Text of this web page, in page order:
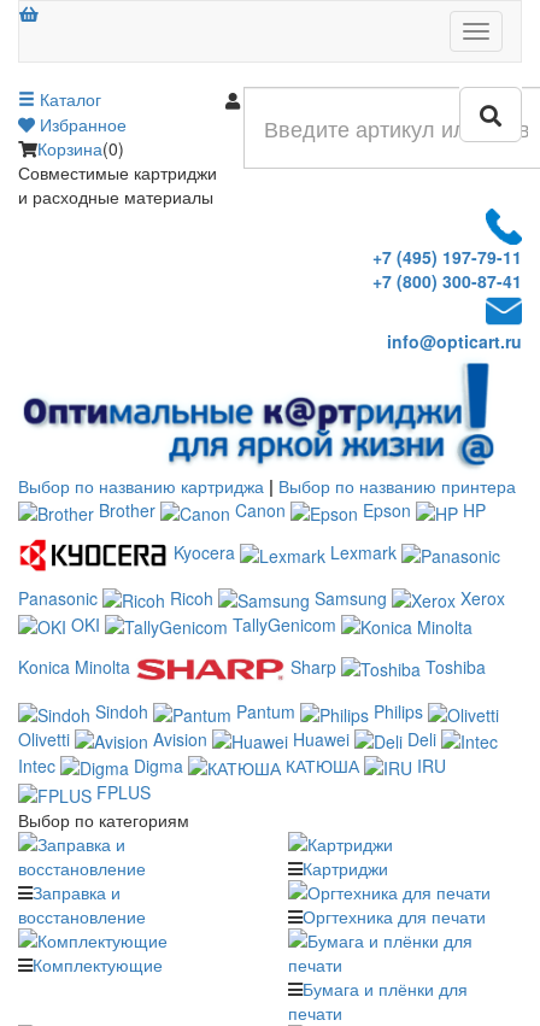
Меню
Каталог
Избранное
Корзина(0)
Совместимые картриджи
и расходные материалы
+7 (495) 197-79-11
+7 (800) 300-87-41
info@opticart.ru
Выбор по названию картриджа | Выбор по названию принтера
Brother
Canon Epson
HP
Kyocera
Lexmark
Panasonic
Ricoh Samsung
Xerox
OKI
TallyGenicom
Konica Minolta
Sharp
Toshiba
Sindoh
Pantum
Philips
Olivetti
Avision Huawei
Deli
Intec
Digma КАТЮША
IRU
FPLUS
Выбор по категориям
Заправка и
восстановление
Картриджи
Оргтехника для печати
Комплектующие
Бумага и плёнки для
печати